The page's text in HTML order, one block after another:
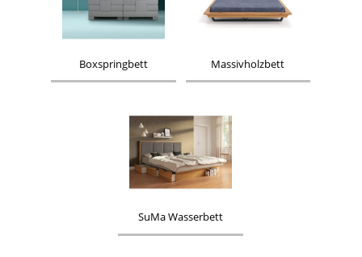
Boxspringbett Massivholzbett
SuMa Wasserbett